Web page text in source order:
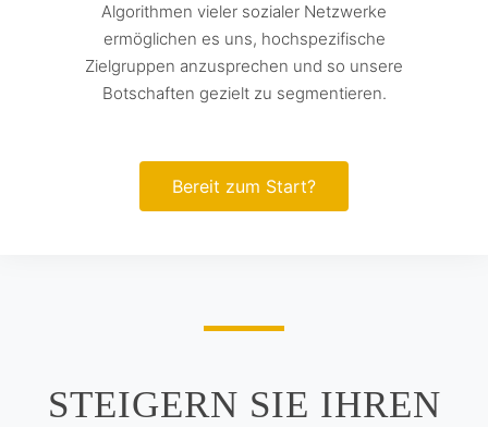
Algorithmen vieler sozialer Netzwerke
ermöglichen es uns, hochspezifische
Zielgruppen anzusprechen und so unsere
Botschaften gezielt zu segmentieren.
Bereit zum Start?
STEIGERN SIE IHREN